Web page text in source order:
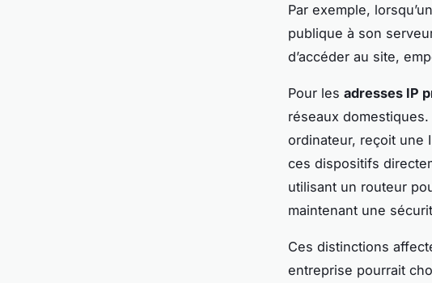
Par exemple,
publique à son
d’accéder au site,
Pour les adresses IP
réseaux
ordinateur, reçoit une
ces dispositifs
utilisant un routeur
maintenant une
Ces distinctions
entreprise pourrait